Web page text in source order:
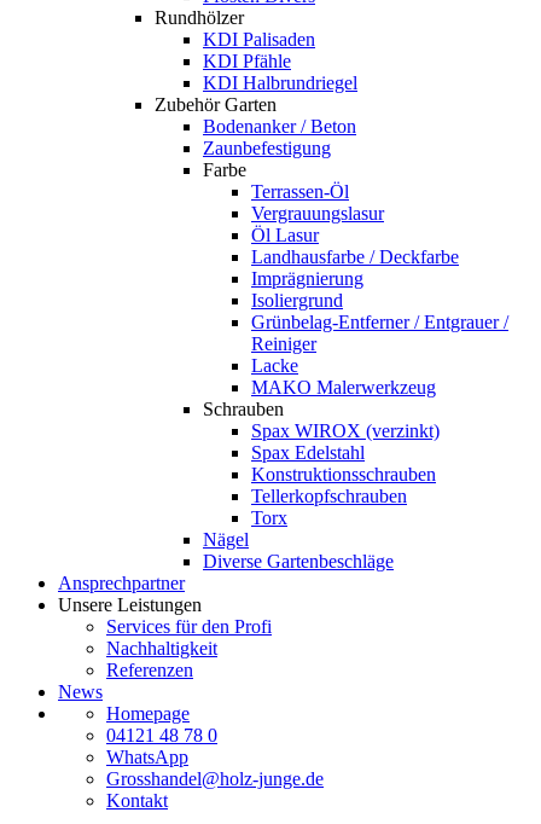
Rundhölzer
KDI Palisaden
KDI Pfähle
KDI Halbrundriegel
Zubehör Garten
Bodenanker / Beton
Zaunbefestigung
Farbe
Terrassen-Öl
Vergrauungslasur
Öl Lasur
Landhausfarbe / Deckfarbe
Imprägnierung
Isoliergrund
Grünbelag-Entferner / Entgrauer /
Reiniger
Lacke
MAKO Malerwerkzeug
Schrauben
Spax WIROX (verzinkt)
Spax Edelstahl
Konstruktionsschrauben
Tellerkopfschrauben
Torx
Nägel
Diverse Gartenbeschläge
Ansprechpartner
Unsere Leistungen
Services für den Profi
Nachhaltigkeit
Referenzen
News
Homepage
04121 48 78 0
WhatsApp
Grosshandel@holz-junge.de
Kontakt